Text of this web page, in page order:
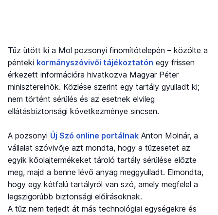
Tűz ütött ki a Mol pozsonyi finomítótelepén – közölte a
pénteki kormányszóvivői tájékoztatón egy frissen
érkezett információra hivatkozva Magyar Péter
miniszterelnök. Közlése szerint egy tartály gyulladt ki;
nem történt sérülés és az esetnek elvileg
ellátásbiztonsági következménye sincsen.
A pozsonyi Új Szó online portálnak Anton Molnár, a
vállalat szóvivője azt mondta, hogy a tűzesetet az
egyik kőolajtermékeket tároló tartály sérülése előzte
meg, majd a benne lévő anyag meggyulladt. Elmondta,
hogy egy kétfalú tartályról van szó, amely megfelel a
legszigorúbb biztonsági előírásoknak.
A tűz nem terjedt át más technológiai egységekre és